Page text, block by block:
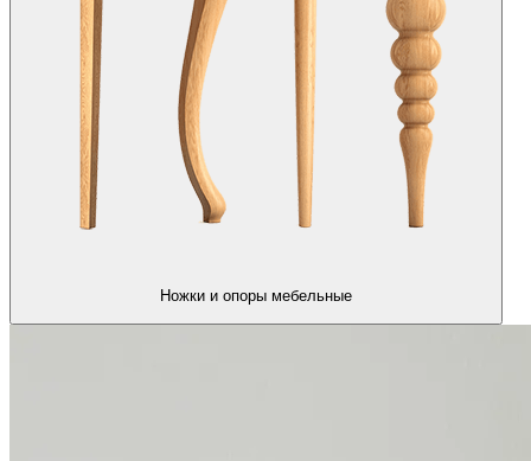
Ножки и опоры мебельные